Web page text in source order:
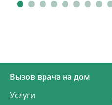
Вызов врача на дом
Услуги